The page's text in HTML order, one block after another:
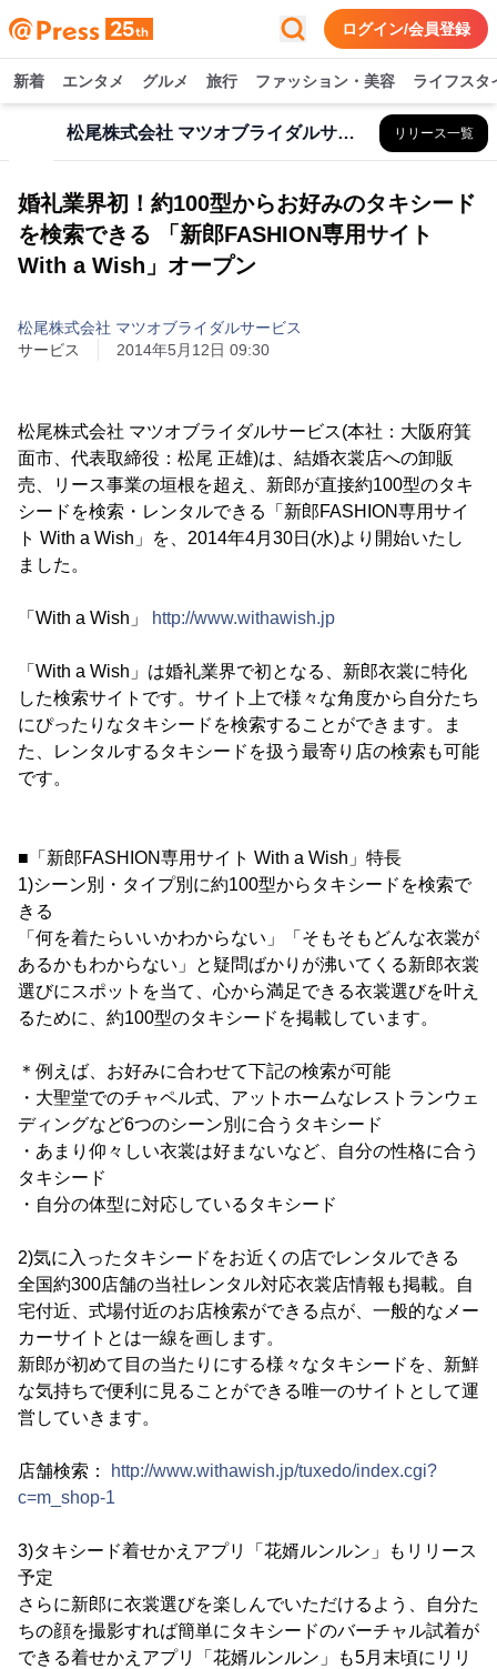
ログイン/会員登録
新着 エンタメ グルメ 旅行 ファッション・美容 ライフスタ
松尾株式会社 マツオブライダルサービス リリース一覧
婚礼業界初！約100型からお好みのタキシード
を検索できる 「新郎FASHION専用サイト
With a Wish」オープン
松尾株式会社 マツオブライダルサービス
サービス
2014年5月12日 09:30
松尾株式会社 マツオブライダルサービス(本社：大阪府箕
面市、代表取締役：松尾 正雄)は、結婚衣裳店への卸販
売、リース事業の垣根を超え、新郎が直接約100型のタキ
シードを検索・レンタルできる「新郎FASHION専用サイ
ト With a Wish」を、2014年4月30日(水)より開始いたし
ました。
「With a Wish」 http://www.withawish.jp
「With a Wish」は婚礼業界で初となる、新郎衣裳に特化
した検索サイトです。サイト上で様々な角度から自分たち
にぴったりなタキシードを検索することができます。ま
た、レンタルするタキシードを扱う最寄り店の検索も可能
です。
■「新郎FASHION専用サイト With a Wish」特長
1)シーン別・タイプ別に約100型からタキシードを検索で
きる
「何を着たらいいかわからない」「そもそもどんな衣裳が
あるかもわからない」と疑問ばかりが沸いてくる新郎衣裳
選びにスポットを当て、心から満足できる衣裳選びを叶え
るために、約100型のタキシードを掲載しています。
＊例えば、お好みに合わせて下記の検索が可能
・大聖堂でのチャペル式、アットホームなレストランウェ
ディングなど6つのシーン別に合うタキシード
・あまり仰々しい衣裳は好まないなど、自分の性格に合う
タキシード
・自分の体型に対応しているタキシード
2)気に入ったタキシードをお近くの店でレンタルできる
全国約300店舗の当社レンタル対応衣裳店情報も掲載。自
宅付近、式場付近のお店検索ができる点が、一般的なメー
カーサイトとは一線を画します。
新郎が初めて目の当たりにする様々なタキシードを、新鮮
な気持ちで便利に見ることができる唯一のサイトとして運
営していきます。
店舗検索：
http://www.withawish.jp/tuxedo/index.cgi?
c=m_shop-1
3)タキシード着せかえアプリ「花婿ルンルン」もリリース
予定
さらに新郎に衣裳選びを楽しんでいただけるよう、自分た
ちの顔を撮影すれば簡単にタキシードのバーチャル試着が
できる着せかえアプリ「花婿ルンルン」も5月末頃にリリ